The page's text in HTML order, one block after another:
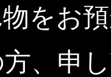
をお
、申